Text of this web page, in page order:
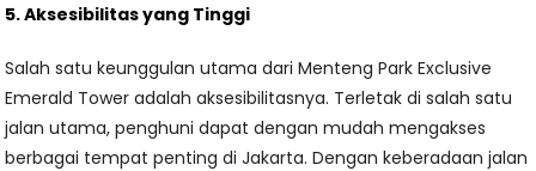
5. Aksesibilitas yang Tinggi
Salah satu keunggulan utama dari Menteng Park Exclusive
Emerald Tower adalah aksesibilitasnya. Terletak di salah satu
jalan utama, penghuni dapat dengan mudah mengakses
berbagai tempat penting di Jakarta. Dengan keberadaan jalan